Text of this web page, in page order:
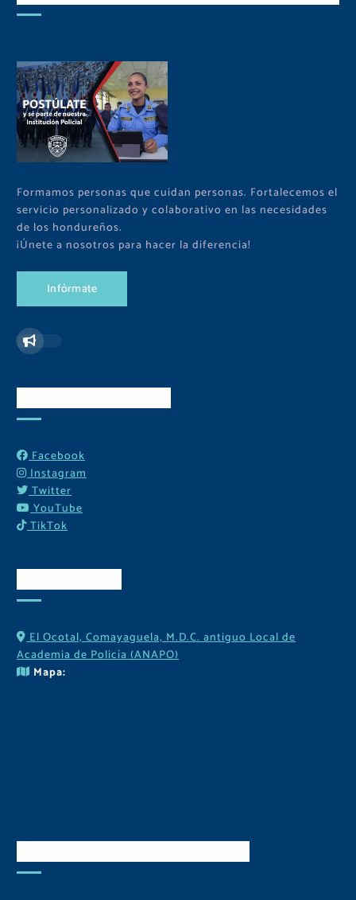
Formamos personas que cuidan personas. Fortalecemos el
servicio personalizado y colaborativo en las necesidades
de los hondureños.
¡Únete a nosotros para hacer la diferencia!
Infórmate
Facebook
Instagram
Twitter
YouTube
TikTok
El Ocotal, Comayaguela, M.D.C. antiguo Local de
Academia de Policía (ANAPO)
Mapa: